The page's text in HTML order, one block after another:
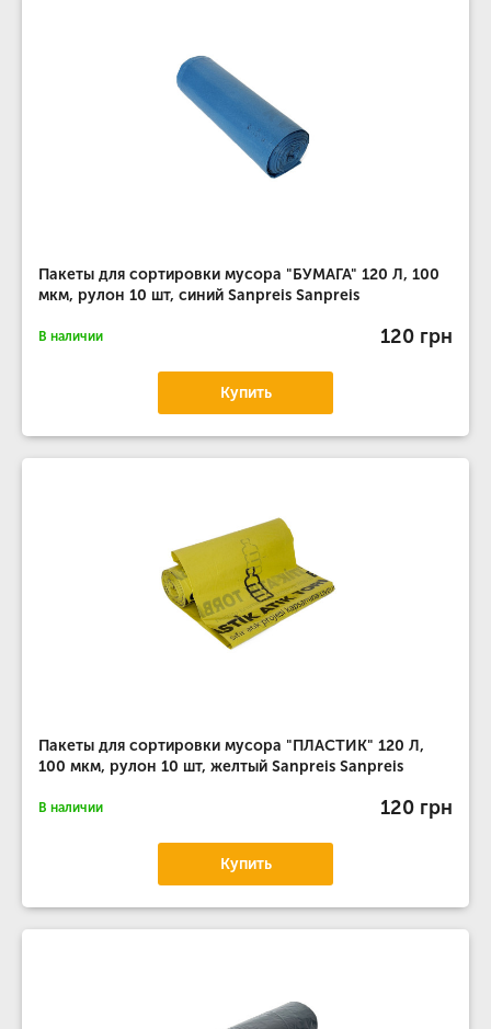
Пакеты для сортировки мусора "БУМАГА" 120 Л, 100
мкм, рулон 10 шт, синий Sanpreis Sanpreis
В наличии 120 грн
Купить
Пакеты для сортировки мусора "ПЛАСТИК" 120 Л,
100 мкм, рулон 10 шт, желтый Sanpreis Sanpreis
В наличии 120 грн
Купить